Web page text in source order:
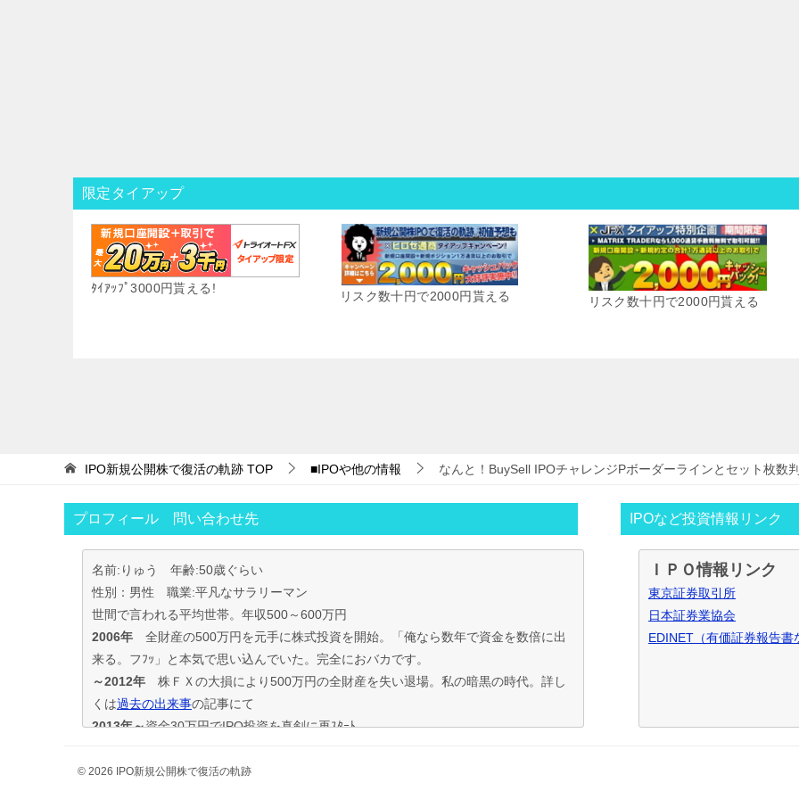
限定タイアップ
ﾀｲｱｯﾌﾟ3000円貰える!
リスク数十円で2000円貰える リスク数十円で2000円貰える
IPO新規公開株で復活の軌跡 TOP ■IPOや他の情報 なんと！BuySell IPOチャレンジPボーダーラインとセット枚数
プロフィール 問い合わせ先
名前:りゅう 年齢:50歳ぐらい
性別：男性 職業:平凡なサラリーマン
世間で言われる平均世帯。年収500～600万円
2006年 全財産の500万円を元手に株式投資を開始。「俺なら数年で資金を数倍に出
来る。フﾌｯ」と本気で思い込んでいた。完全におバカです。
～2012年 株ＦＸの大損により500万円の全財産を失い退場。私の暗黒の時代。詳し
くは過去の出来事の記事にて
2013年～資金30万円でIPO投資を真剣に再ｽﾀｰﾄ。
投資の王道は手堅くｺﾂｺﾂ長期間、実践して利益を積上げて行く事と気付く。
IPOなど投資情報リンク
ＩＰＯ情報リンク
東京証券取引所
日本証券業協会
EDINET（有価証券報告書
© 2026 IPO新規公開株で復活の軌跡